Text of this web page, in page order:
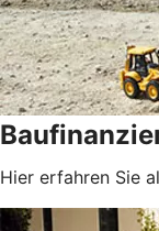
Hier erfahren Sie